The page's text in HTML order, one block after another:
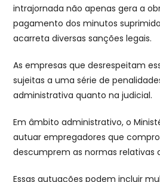
intrajornada não apenas gera a
pagamento dos minutos
acarreta diversas sanções legais.
As empresas que desrespeitam
sujeitas a uma série de
administrativa quanto na judicial.
Em âmbito administrativo, o
autuar empregadores que
descumprem as normas relativas
Essas autuações podem incluir